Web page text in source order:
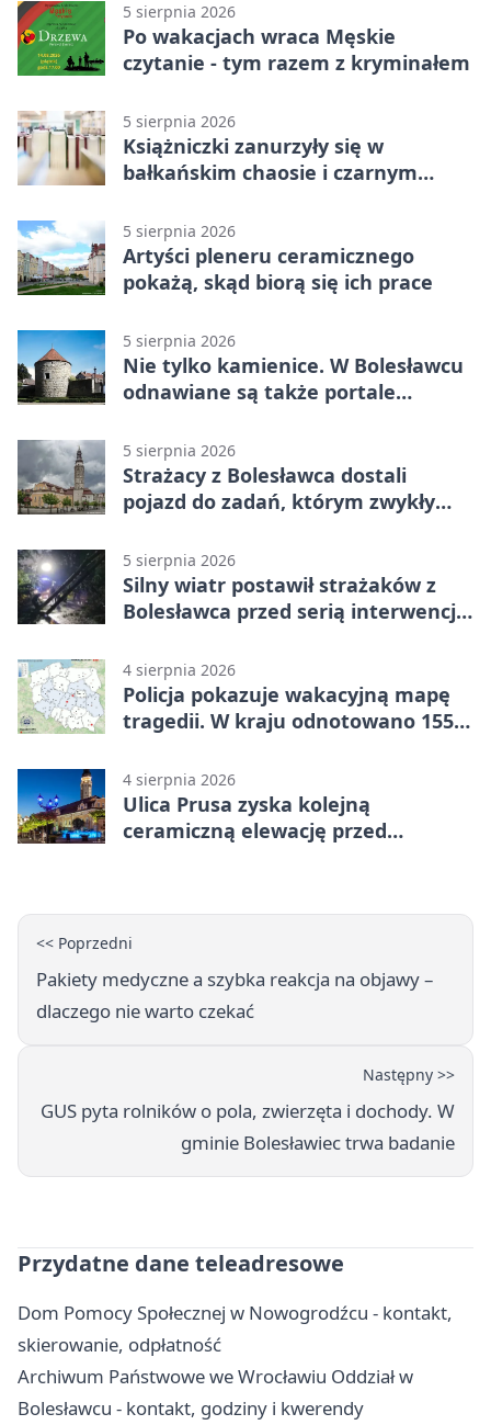
5 sierpnia 2026
Po wakacjach wraca Męskie
czytanie - tym razem z kryminałem
5 sierpnia 2026
Książniczki zanurzyły się w
bałkańskim chaosie i czarnym
5 sierpnia 2026
Artyści pleneru ceramicznego
pokażą, skąd biorą się ich prace
5 sierpnia 2026
Nie tylko kamienice. W Bolesławcu
odnawiane są także portale
5 sierpnia 2026
Strażacy z Bolesławca dostali
pojazd do zadań, którym zwykły
5 sierpnia 2026
Silny wiatr postawił strażaków z
Bolesławca przed serią interwencji -
4 sierpnia 2026
Policja pokazuje wakacyjną mapę
tragedii. W kraju odnotowano 155
4 sierpnia 2026
Ulica Prusa zyska kolejną
ceramiczną elewację przed
<< Poprzedni
Pakiety medyczne a szybka reakcja na objawy –
dlaczego nie warto czekać
Następny >>
GUS pyta rolników o pola, zwierzęta i dochody. W
gminie Bolesławiec trwa badanie
Przydatne dane teleadresowe
Dom Pomocy Społecznej w Nowogrodźcu - kontakt,
skierowanie, odpłatność
Archiwum Państwowe we Wrocławiu Oddział w
Bolesławcu - kontakt, godziny i kwerendy